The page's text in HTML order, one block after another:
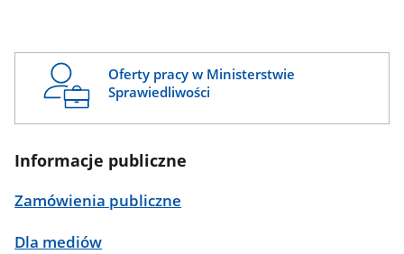
Oferty pracy w Ministerstwie
Sprawiedliwości
Informacje publiczne
Zamówienia publiczne
Dla mediów